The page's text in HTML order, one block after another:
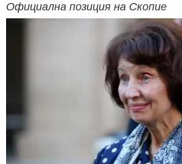
Официална позиция на Скопие